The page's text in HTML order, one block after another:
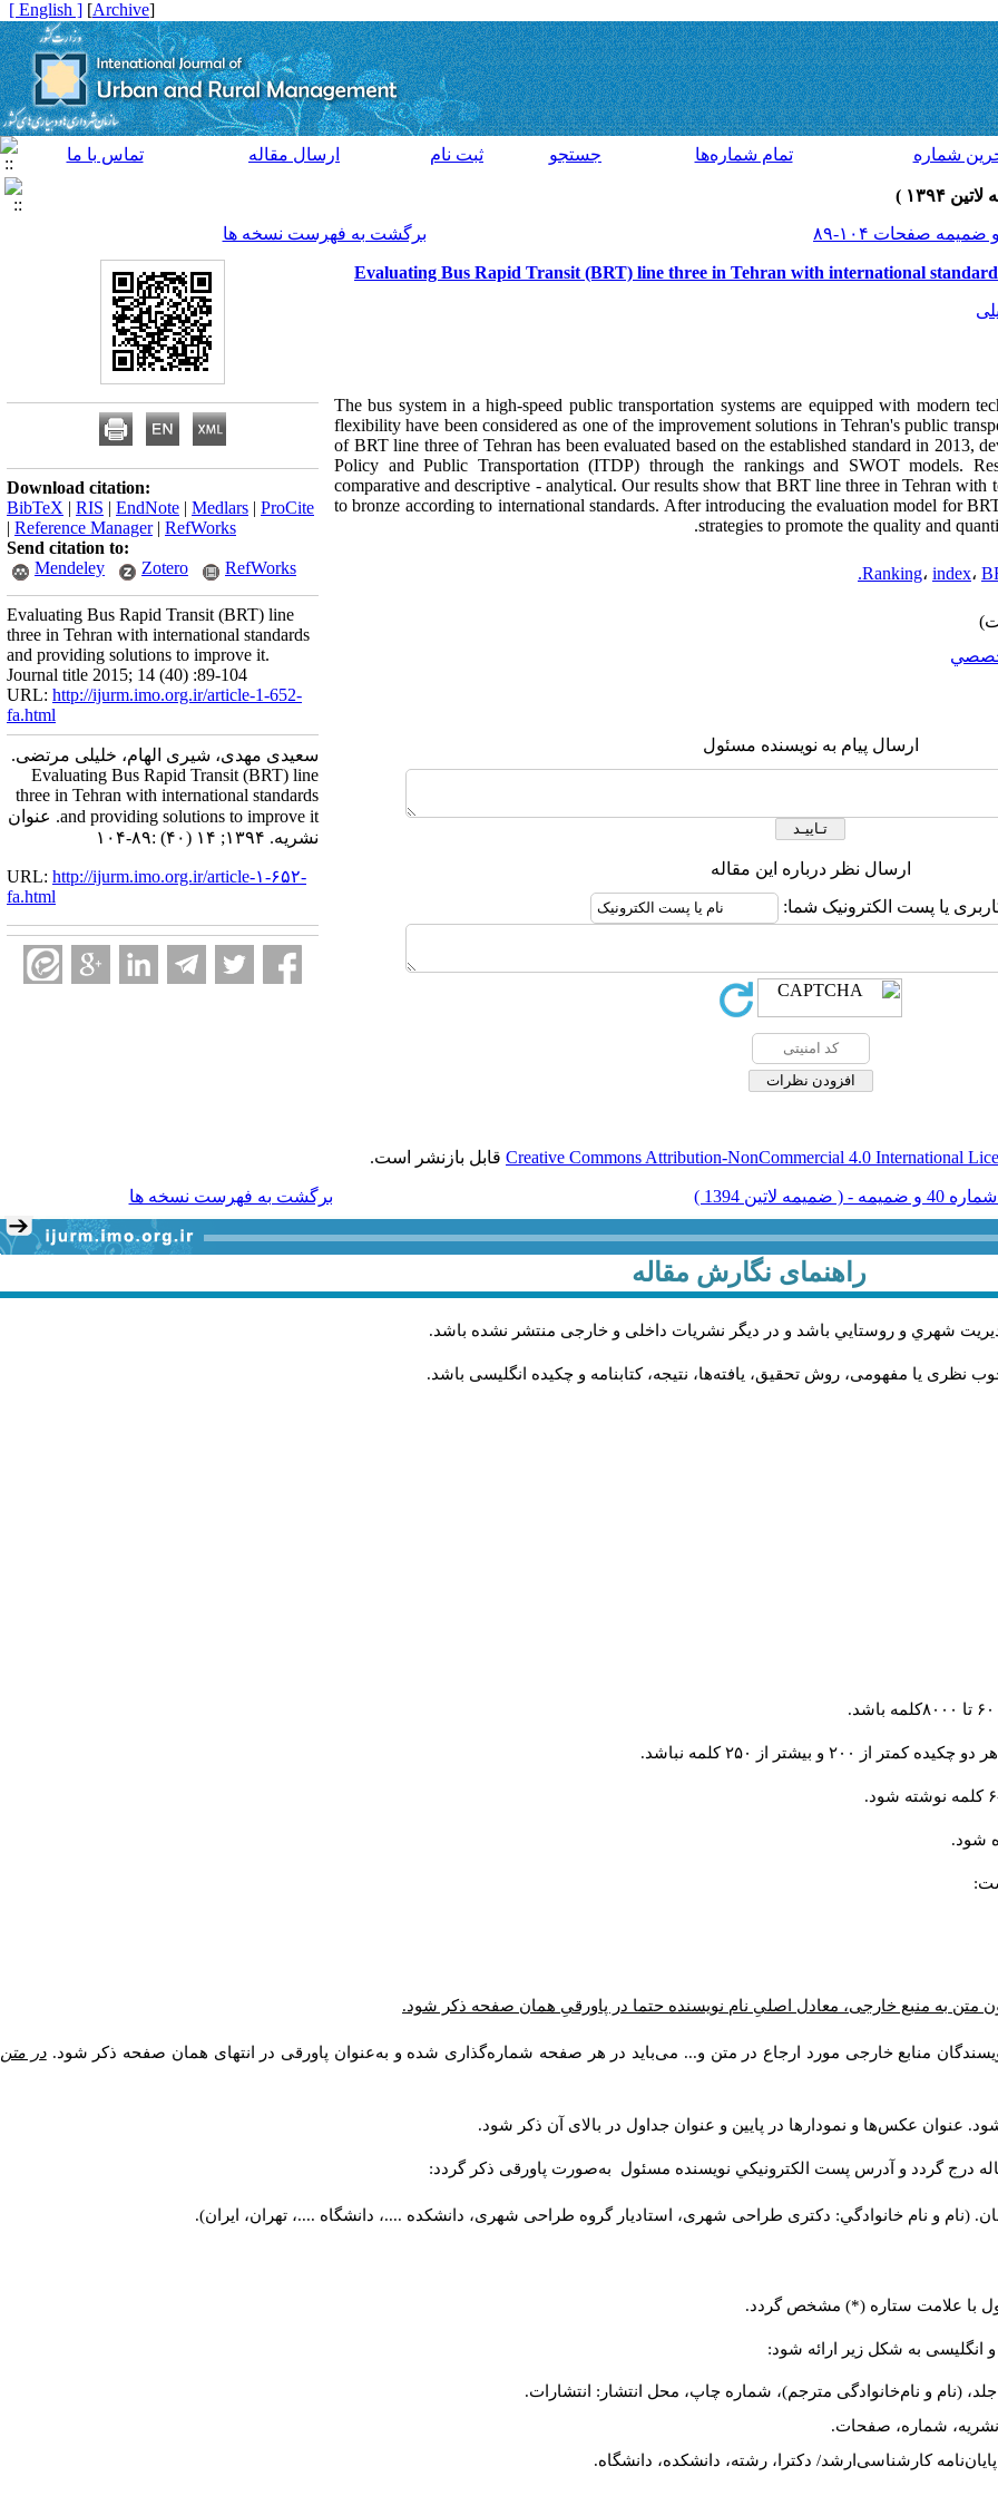
[
Archive
]
[ English ]
شماره تمام شماره‌ها جستجو ثبت نام ارسال مقاله تماس با ما
برگشت به فهرست نسخه ها
Evaluating Bus Rapid Transit (BRT) line three in Tehran with international
The bus system in a high-speed public transportation systems are equipped with modern
flexibility have been considered as one of the improvement solutions in Tehran's public
of BRT line three of Tehran has been evaluated based on the established standard in 2013,
Policy and Public Transportation (ITDP) through the rankings and SWOT models.
comparative and descriptive - analytical. Our results show that BRT line three in Tehran with
to bronze according to international standards. After introducing the evaluation model for
strategies to promote the quality and
Ranking، index،
ارسال پیام به نویسنده مسئول
ارسال نظر درباره این مقاله
یا پست الکترونیک شما:
Download citation:
BibTeX | RIS | EndNote | Medlars | ProCite
| Reference Manager| RefWorks
Send citation to:
Mendeley
Zotero RefWorks
Evaluating Bus Rapid Transit (BRT) line
three in Tehran with international standards
and providing solutions to improve it.
Journal title 2015; 14 (40) :89-104
URL: http://ijurm.imo.org.ir/article-1-652-
fa.html
سعیدی مهدی، شیری الهام، خلیلی مرتضی.
Evaluating Bus Rapid Transit (BRT) line
three in Tehran with international standards
and providing solutions to improve it. عنوان
نشریه. ۱۳۹۴; ۱۴ (۴۰) :۸۹-۱۰۴
URL: http://ijurm.imo.org.ir/article-۱-۶۵۲-
fa.html
Creative Commons Attribution-NonCommercial 4.0 International قابل بازنشر است.
برگشت به فهرست نسخه ها
راهنمای نگارش مقاله
شهري و روستايي باشد و در دیگر نشریات داخلی و خارجی منتشر نشده باشد.
نظری یا مفهومی، روش تحقیق، یافته‌ها، نتیجه، کتابنامه و چکیده انگلیسی باشد.
بیشتر از ۲۵۰ کلمه نباشد.
شود.
متن به منبع خارجی، معادل اصلیِ نام نویسنده حتما در پاورقیِ همان صفحه ذکر شود.
منابع خارجی مورد ارجاع در متن و... می‌باید در هر صفحه شماره‌گذاری شده و به‌عنوان پاورقی در انتهای همان صفحه ذکر شود. در متن
عنوان عکس‌ها و نمودارها در پایین و عنوان جداول در بالای آن ذکر شود.
درج گردد و آدرس پست الكترونيكي نويسنده مسئول به‌صورت پاورقی ذکر گردد:
(نام و نام خانوادگي: دکتری طراحی شهری، استادیار گروه طراحی شهری، دانشکده ....، دانشگاه ....، تهران، ایران).
با علامت ستاره (*) مشخص گردد.
انگلیسی به شکل زیر ارائه شود:
(نام و نام‌خانوادگی مترجم)، شماره چاپ، محل انتشار: انتشارات.
نشریه، شماره، صفحات.
پایان‌نامه کارشناسی‌ارشد/ دکترا، رشته، دانشکده، دانشگاه.